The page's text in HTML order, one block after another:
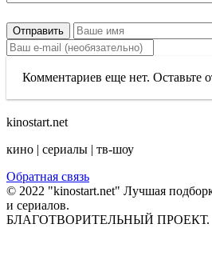
Отправить
Комментариев еще нет. Оставьте
kinostart.net
кино | сериалы | тв-шоу
Обратная связь
© 2022 "kinostart.net" Лучшая
и сериалов.
БЛАГОТВОРИТЕЛЬНЫЙ ПРОЕКТ.